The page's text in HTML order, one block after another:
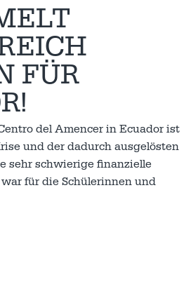
FÜR
del Amencer in Ecuador ist
und der dadurch ausgelösten
sehr schwierige finanzielle
für die Schülerinnen und